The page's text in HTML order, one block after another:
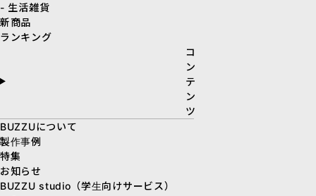
- 生活雑貨
新商品
ランキング
コ
ン
テ
ン
ツ
BUZZUについて
製作事例
特集
お知らせ
BUZZU studio（学生向けサービス）